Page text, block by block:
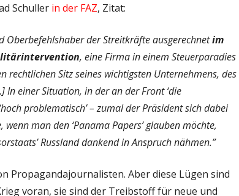
Schuller in der FAZ, Zitat:
Oberbefehlshaber der Streitkräfte ausgerechnetim
, eine Firma in einem Steuerparadies
Sitz seines wichtigsten Unternehmens, des
In einer Situation, in der an der Front ‘die
problematisch’ – zumal der Präsident sich dabei
man den ‘Panama Papers’ glauben möchte,
Russland dankend in Anspruch nähmen.”
Propagandajournalisten. Aber diese Lügen sind
voran, sie sind der Treibstoff für neue und